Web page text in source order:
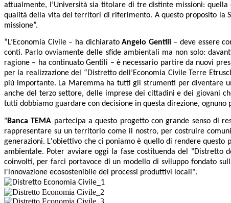
attualmente, l’Università sia titolare di tre distinte missioni:
qualità della vita dei territori di riferimento. A questo proposito la
missione”.
“L’Economia Civile – ha dichiaratoAngelo Gentili– deve essere
conti. Parlo ovviamente delle sfide ambientali ma non solo:
ragione – ha continuato Gentili – è necessario partire da nuovi
per la realizzazione del “Distretto dell’Economia Civile Terre
più importante. La Maremma ha tutti gli strumenti per diventare
anche del terzo settore, delle imprese dei cittadini e dei giovani
tutti dobbiamo guardare con decisione in questa direzione, ognuno
"Banca TEMA partecipa a questo progetto con grande senso di
rappresentare su un territorio come il nostro, per costruire
generazioni. L'obiettivo che ci poniamo è quello di rendere
ambientale. Poter avviare oggi la fase costituenda del "Distretto
coinvolti, per farci portavoce di un modello di sviluppo fondato
l'innovazione ecosostenibile dei processi produttivi locali".